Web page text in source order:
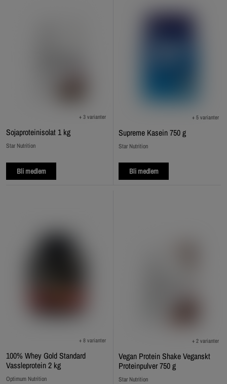
Sojaproteinisolat 1 kg
+ 3 varianter
Star Nutrition
Bli medlem
Supreme Kasein 750 g
+ 5 varianter
Star Nutrition
Bli medlem
100% Whey Gold Standard
Vassleprotein 2 kg
+ 8 varianter
Optimum Nutrition
Vegan Protein Shake Veganskt
Proteinpulver 750 g
+ 2 varianter
Star Nutrition